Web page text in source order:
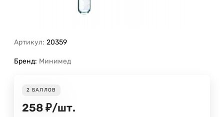
Артикул: 20359
Бренд: Минимед
2 БАЛЛОВ
258 ₽/шт.